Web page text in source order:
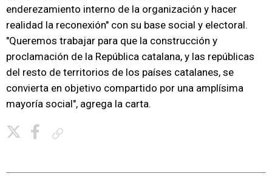
enderezamiento interno de la organización y hacer
realidad la reconexión" con su base social y electoral.
"Queremos trabajar para que la construcción y
proclamación de la República catalana, y las repúblicas
del resto de territorios de los países catalanes, se
convierta en objetivo compartido por una amplísima
mayoría social", agrega la carta.